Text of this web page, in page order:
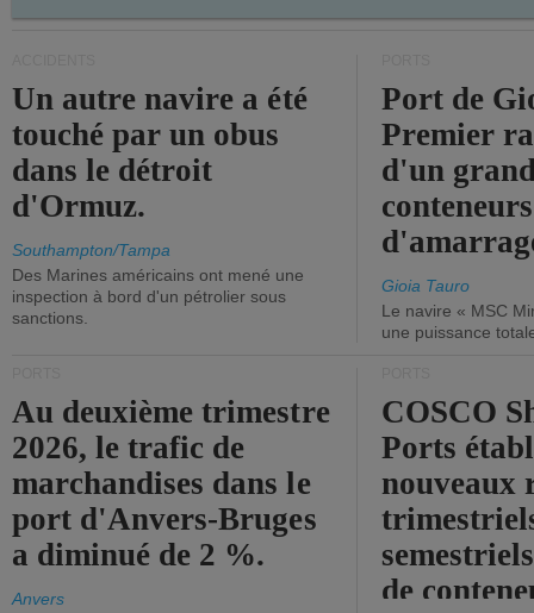
Un autre navire a été
touché par un obus
dans le détroit
d'Ormuz.
Southampton/Tampa
Des Marines américains ont mené une
inspection à bord d'un pétrolier sous
sanctions.
Port de
Premier
d'un
Gioia Tauro
Le navire « MSC
une puissance
Au deuxième trimestre
2026, le trafic de
marchandises dans le
port d'Anvers-Bruges
a diminué de 2 %.
Anvers
COSCO
Ports
nouveaux
de